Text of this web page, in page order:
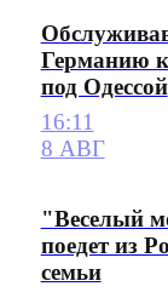
Германию
под Одессой
16:11
8 АВГ
"Веселый
поедет из
семьи